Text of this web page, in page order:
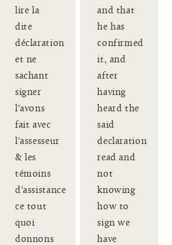
lire la
dite
déclaration
et ne
sachant
signer
l'avons
fait avec
l'assesseur
& les
témoins
d'assistance
ce tout
quoi
donnons
and that
he has
confirmed
it, and
after
having
heard the
said
declaration
read and
not
knowing
how to
sign we
have